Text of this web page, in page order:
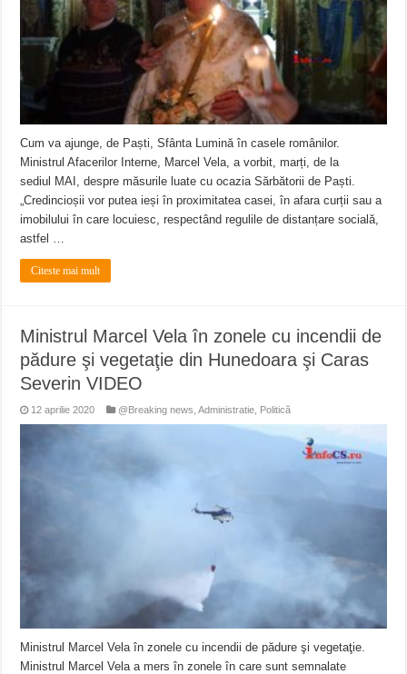
Cum va ajunge, de Paști, Sfânta Lumină în casele românilor.
Ministrul Afacerilor Interne, Marcel Vela, a vorbit, marți, de la
sediul MAI, despre măsurile luate cu ocazia Sărbătorii de Paști.
„Credincioșii vor putea ieși în proximitatea casei, în afara curții sau a
imobilului în care locuiesc, respectând regulile de distanțare socială,
astfel …
Citeste mai mult
Ministrul Marcel Vela în zonele cu incendii de
pădure şi vegetaţie din Hunedoara şi Caras
Severin VIDEO
12 aprilie 2020 @Breaking news ,Administratie Politică
Ministrul Marcel Vela în zonele cu incendii de pădure şi vegetaţie.
Ministrul Marcel Vela a mers în zonele în care sunt semnalate